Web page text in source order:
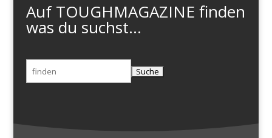
Auf TOUGHMAGAZINE finden
was du suchst...
Suchen
nach: